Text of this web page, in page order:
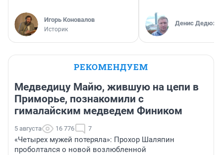
Игорь Коновалов
Историк
Денис
РЕКОМЕНДУЕМ
Медведицу Майю, жившую на цепи в
Приморье, познакомили с
гималайским медведем Фиником
5 августа 16 776 7
«Четырех мужей потеряла»: Прохор Шаляпин
проболтался о новой возлюбленной